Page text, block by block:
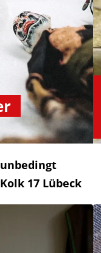
17 Lübeck